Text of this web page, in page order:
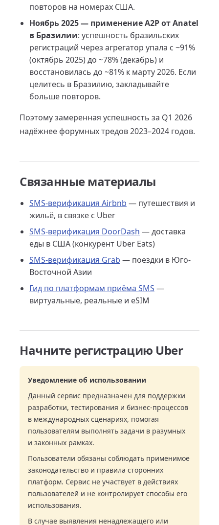
повторов на номерах США.
Ноябрь 2025 — применение A2P от Anatel
в Бразилии: успешность бразильских
регистраций через агрегатор упала с ~91%
(октябрь 2025) до ~78% (декабрь) и
восстановилась до ~81% к марту 2026. Если
целитесь в Бразилию, закладывайте
больше повторов.
Поэтому замеренная успешность за Q1 2026
надёжнее форумных тредов 2023–2024 годов.
Связанные материалы
SMS-верификация Airbnb — путешествия и
жильё, в связке с Uber
SMS-верификация DoorDash — доставка
еды в США (конкурент Uber Eats)
SMS-верификация Grab — поездки в Юго-
Восточной Азии
Гид по платформам приёма SMS —
виртуальные, реальные и eSIM
Начните регистрацию Uber
Уведомление об использовании
Данный сервис предназначен для поддержки
разработки, тестирования и бизнес-процессов
в международных сценариях, помогая
пользователям выполнять задачи в разумных
и законных рамках.
Пользователи обязаны соблюдать применимое
законодательство и правила сторонних
платформ. Сервис не участвует в действиях
пользователей и не контролирует способы его
использования.
В случае выявления ненадлежащего или